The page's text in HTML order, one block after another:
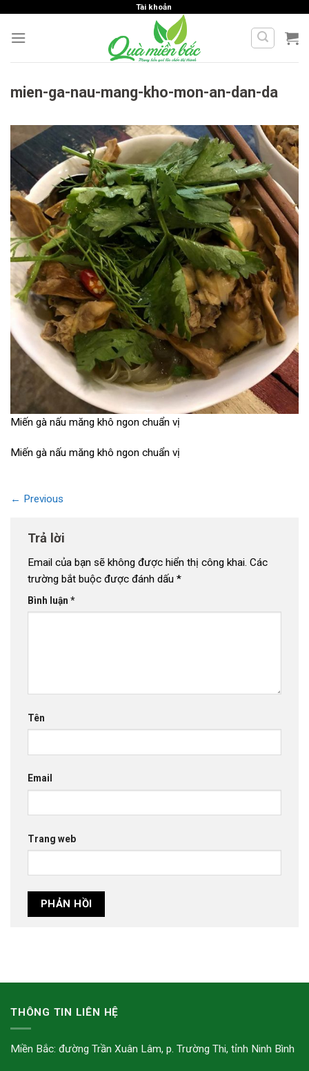
content
Tài khoản
mien-ga-nau-mang-kho-mon-an-dan-da
Miến gà nấu măng khô ngon chuẩn vị
Miến gà nấu măng khô ngon chuẩn vị
← Previous
Trả lời
Email của bạn sẽ không được hiển thị công khai. Các
trường bắt buộc được đánh dấu *
Bình luận *
Tên
Email
Trang web
THÔNG TIN LIÊN HỆ
Miền Bắc: đường Trần Xuân Lâm, p. Trường Thi, tỉnh Ninh Bình